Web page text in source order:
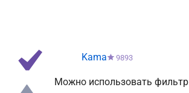
Kama 9893
Можно использовать фильтр